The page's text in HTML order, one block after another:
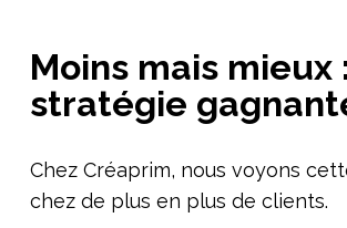
Moins mais mieux
stratégie
Chez Créaprim, nous voyons
chez de plus en plus de clients.